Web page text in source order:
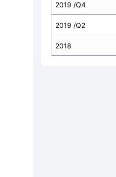
2019 /Q4
2019 /Q2
2018